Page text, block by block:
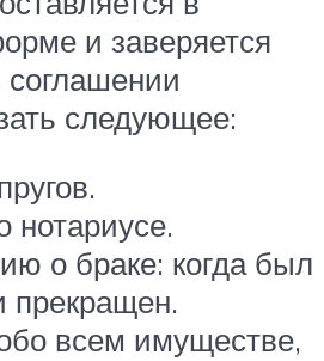
и заверяется
следующее:
нотариусе.
о браке: когда был
прекращен.
всем имуществе,